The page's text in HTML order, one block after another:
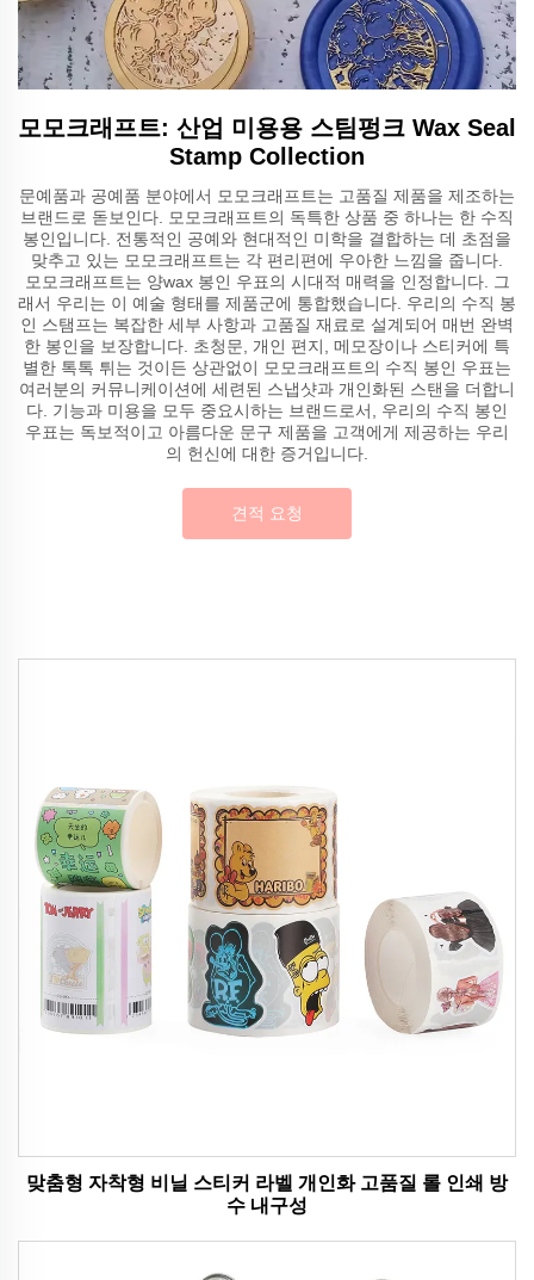
모모크래프트: 산업 미용용 스팀펑크 Wax Seal
Stamp Collection
문예품과 공예품 분야에서 모모크래프트는 고품질 제품을 제조하는
브랜드로 돋보인다. 모모크래프트의 독특한 상품 중 하나는 한 수직
봉인입니다. 전통적인 공예와 현대적인 미학을 결합하는 데 초점을
맞추고 있는 모모크래프트는 각 편리편에 우아한 느낌을 줍니다.
모모크래프트는 양wax 봉인 우표의 시대적 매력을 인정합니다. 그
래서 우리는 이 예술 형태를 제품군에 통합했습니다. 우리의 수직 봉
인 스탬프는 복잡한 세부 사항과 고품질 재료로 설계되어 매번 완벽
한 봉인을 보장합니다. 초청문, 개인 편지, 메모장이나 스티커에 특
별한 톡톡 튀는 것이든 상관없이 모모크래프트의 수직 봉인 우표는
여러분의 커뮤니케이션에 세련된 스냅샷과 개인화된 스탠을 더합니
다. 기능과 미용을 모두 중요시하는 브랜드로서, 우리의 수직 봉인
우표는 독보적이고 아름다운 문구 제품을 고객에게 제공하는 우리
의 헌신에 대한 증거입니다.
견적 요청
맞춤형 자착형 비닐 스티커 라벨 개인화 고품질 롤 인쇄 방
수 내구성